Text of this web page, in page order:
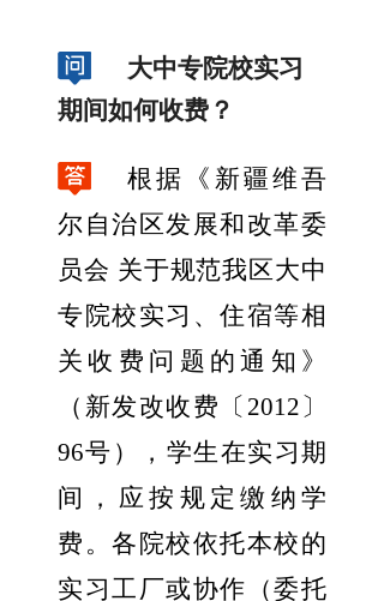
大中专院校实习
期间如何收费？
根据《新疆维吾
尔自治区发展和改革委
员会 关于规范我区大中
专院校实习、住宿等相
关收费问题的通知》
（新发改收费〔 2012 〕
96号） ， 学生在实习期
间，应按规定缴纳学
费 。各院校依托本校的
实习工厂或协作（委托